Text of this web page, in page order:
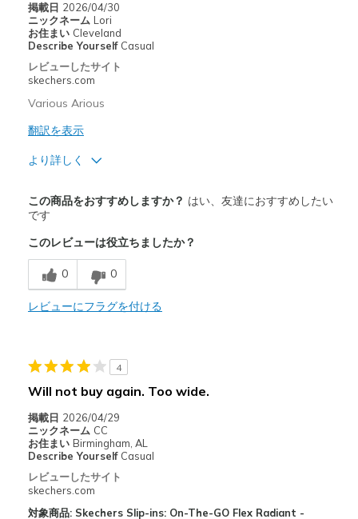
以下に最適
Casual Wear
Going Out
Travel
Width
Sizing
掲載日 2026/04/30
ニックネーム Lori
お住まい Cleveland
Describe Yourself Casual
レビューしたサイト
skechers.com
Various Arious
翻訳を表示
より詳しく
Casual Wear
Width
Feels true to width
Sizing
この商品をおすすめしますか？ はい、友達におすすめしたい
です
このレビューは役立ちましたか？
0 0
レビューにフラグを付ける
4
Will not buy again. Too wide.
掲載日 2026/04/29
ニックネーム CC
お住まい Birmingham, AL
Describe Yourself Casual
レビューしたサイト
skechers.com
対象商品: Skechers Slip-ins: On-The-GO Flex Radiant -